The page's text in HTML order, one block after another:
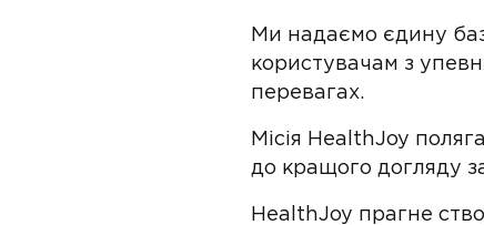
Ми надаємо єдину
користувачам з
перевагах.
Місія HealthJoy
до кращого догляду
HealthJoy прагне